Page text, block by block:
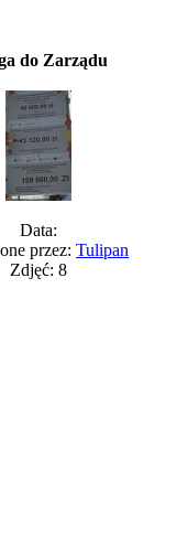
do Zarządu
Data:
przez:Tulipan
Zdjęć: 8